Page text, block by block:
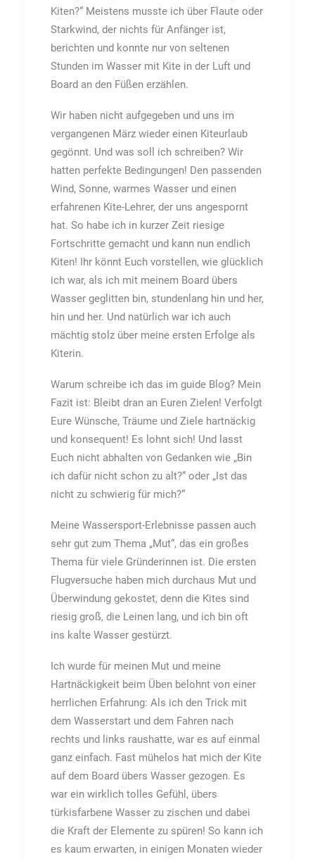
Kiten?“ Meistens musste ich über Flaute oder
Starkwind, der nichts für Anfänger ist,
berichten und konnte nur von seltenen
Stunden im Wasser mit Kite in der Luft und
Board an den Füßen erzählen.
Wir haben nicht aufgegeben und uns im
vergangenen März wieder einen Kiteurlaub
gegönnt. Und was soll ich schreiben? Wir
hatten perfekte Bedingungen! Den passenden
Wind, Sonne, warmes Wasser und einen
erfahrenen Kite-Lehrer, der uns angespornt
hat. So habe ich in kurzer Zeit riesige
Fortschritte gemacht und kann nun endlich
Kiten! Ihr könnt Euch vorstellen, wie glücklich
ich war, als ich mit meinem Board übers
Wasser geglitten bin, stundenlang hin und her,
hin und her. Und natürlich war ich auch
mächtig stolz über meine ersten Erfolge als
Kiterin.
Warum schreibe ich das im guide Blog? Mein
Fazit ist: Bleibt dran an Euren Zielen! Verfolgt
Eure Wünsche, Träume und Ziele hartnäckig
und konsequent! Es lohnt sich! Und lasst
Euch nicht abhalten von Gedanken wie „Bin
ich dafür nicht schon zu alt?“ oder „Ist das
nicht zu schwierig für mich?“
Meine Wassersport-Erlebnisse passen auch
sehr gut zum Thema „Mut“, das ein großes
Thema für viele Gründerinnen ist. Die ersten
Flugversuche haben mich durchaus Mut und
Überwindung gekostet, denn die Kites sind
riesig groß, die Leinen lang, und ich bin oft
ins kalte Wasser gestürzt.
Ich wurde für meinen Mut und meine
Hartnäckigkeit beim Üben belohnt von einer
herrlichen Erfahrung: Als ich den Trick mit
dem Wasserstart und dem Fahren nach
rechts und links raushatte, war es auf einmal
ganz einfach. Fast mühelos hat mich der Kite
auf dem Board übers Wasser gezogen. Es
war ein wirklich tolles Gefühl, übers
türkisfarbene Wasser zu zischen und dabei
die Kraft der Elemente zu spüren! So kann ich
es kaum erwarten, in einigen Monaten wieder